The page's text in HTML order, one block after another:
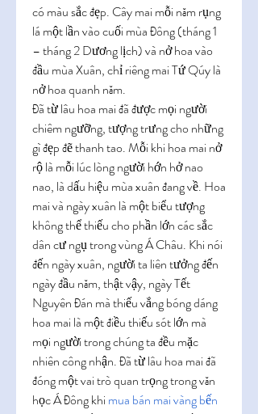
có màu sắc đẹp. Cây mai mỗi năm rụng
lá một lần vào cuối mùa Đông (tháng 1
– tháng 2 Dương lịch) và nở hoa vào
đầu mùa Xuân, chỉ riêng mai Tứ Qúy là
nở hoa quanh năm.
Đã từ lâu hoa mai đã được mọi người
chiêm ngưỡng, tượng trưng cho những
gì đẹp đẽ thanh tao. Mỗi khi hoa mai nở
rộ là mỗi lúc lòng người hớn hở nao
nao, là dấu hiệu mùa xuân đang về. Hoa
mai và ngày xuân là một biểu tượng
không thể thiếu cho phần lớn các sắc
dân cư ngụ trong vùng Á Châu. Khi nói
đến ngày xuân, người ta liên tưởng đến
ngày đầu năm, thật vậy, ngày Tết
Nguyên Đán mà thiếu vắng bóng dáng
hoa mai là một điều thiếu sót lớn mà
mọi người trong chúng ta đều mặc
nhiên công nhận. Đã từ lâu hoa mai đã
đóng một vai trò quan trọng trong văn
học Á Đông khi mua bán mai vàng bến